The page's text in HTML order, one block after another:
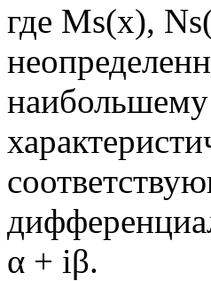
где Мs(х),
α + iβ.